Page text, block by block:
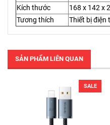
Kích thước
168 x 142 x
Tương thích
Thiết bị điện
SẢN PHẨM LIÊN QUAN
SALE